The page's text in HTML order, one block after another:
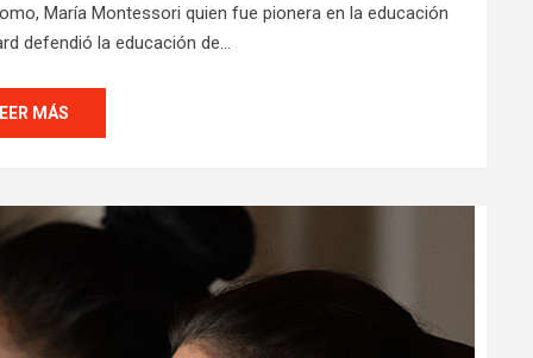
María Montessori quien fue pionera en la educación
defendió la educación de…
MÁS